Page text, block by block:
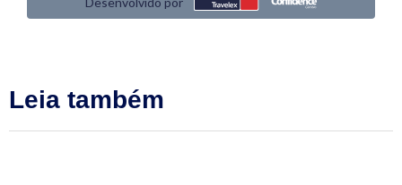
Leia também